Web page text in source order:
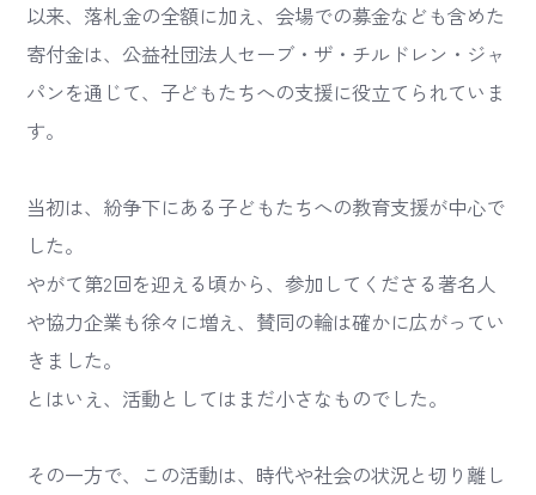
以来、落札金の全額に加え、会場での募金なども含めた
寄付金は、公益社団法人セーブ・ザ・チルドレン・ジャ
パンを通じて、子どもたちへの支援に役立てられていま
す。
当初は、紛争下にある子どもたちへの教育支援が中心で
した。
やがて第2回を迎える頃から、参加してくださる著名人
や協力企業も徐々に増え、賛同の輪は確かに広がってい
きました。
とはいえ、活動としてはまだ小さなものでした。
その一方で、この活動は、時代や社会の状況と切り離し